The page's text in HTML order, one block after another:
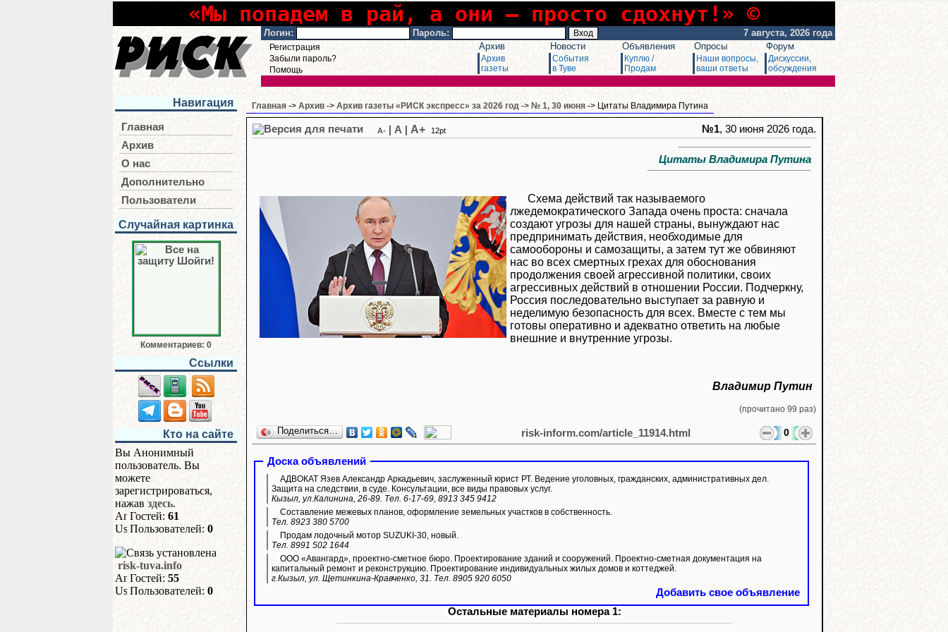
«Мы попадем в рай, а они – просто сдохнут!» ©
Логин: Пароль: 7 августа, 2026 года
Регистрация
Забыли пароль?
Помощь
Архив
Архив
газеты
Новости
События
в Туве
Объявления
Куплю /
Продам
Опросы
Наши вопросы,
ваши ответы
Форум
Дискуссии,
обсуждения
Навигация
Главная
Архив
О нас
Дополнительно
Пользователи
Случайная картинка
Комментариев: 0
Ссылки
Кто на сайте
Вы Анонимный
пользователь. Вы
можете
зарегистрироваться,
нажав здесь.
Гостей: 61
Пользователей: 0
risk-tuva.info
Гостей: 55
Пользователей: 0
Главная -> Архив -> Архив газеты «РИСК экспресс» за 2026 год -> № 1, 30 июня -> Цитаты Владимира Путина
A- A A+ 12pt №1, 30 июня 2026 года.
Цитаты Владимира Путина
Схема действий так называемого
лжедемократического Запада очень проста: сначала
создают угрозы для нашей страны, вынуждают нас
предпринимать действия, необходимые для
самообороны и самозащиты, а затем тут же обвиняют
нас во всех смертных грехах для обоснования
продолжения своей агрессивной политики, своих
агрессивных действий в отношении России. Подчеркну,
Россия последовательно выступает за равную и
неделимую безопасность для всех. Вместе с тем мы
готовы оперативно и адекватно ответить на любые
внешние и внутренние угрозы.
Владимир Путин
(прочитано 99 раз)
Поделиться… 0
risk-inform.com/article_11914.html
Доска объявлений
АДВОКАТ Язев Александр Аркадьевич, заслуженный юрист РТ. Ведение уголовных, гражданских, административных дел.
Защита на следствии, в суде. Консультации, все виды правовых услуг.
Кызыл, ул.Калинина, 26-89. Тел. 6-17-69, 8913 345 9412
Составление межевых планов, оформление земельных участков в собственность.
Тел. 8923 380 5700
Продам лодочный мотор SUZUKI-30, новый.
Тел. 8991 502 1644
ООО «Авангард», проектно-сметное бюро. Проектирование зданий и сооружений. Проектно-сметная документация на
капитальный ремонт и реконструкцию. Проектирование индивидуальных жилых домов и коттеджей.
г.Кызыл, ул. Щетинкина-Кравченко, 31. Тел. 8905 920 6050
Добавить свое объявление
Остальные материалы номера 1: